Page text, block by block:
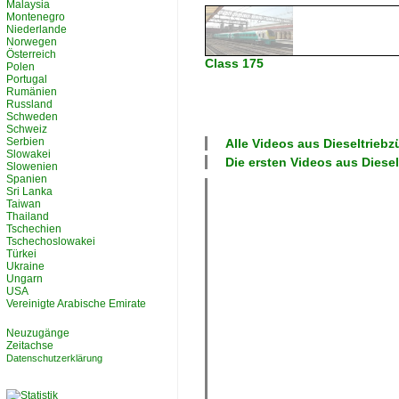
Class 175
Alle Videos aus
Die ersten Videos aus
Malaysia
Montenegro
Niederlande
Norwegen
Österreich
Polen
Portugal
Rumänien
Russland
Schweden
Schweiz
Serbien
Slowakei
Slowenien
Spanien
Sri Lanka
Taiwan
Thailand
Tschechien
Tschechoslowakei
Türkei
Ukraine
Ungarn
USA
Vereinigte Arabische Emirate
Neuzugänge
Zeitachse
Datenschutzerklärung